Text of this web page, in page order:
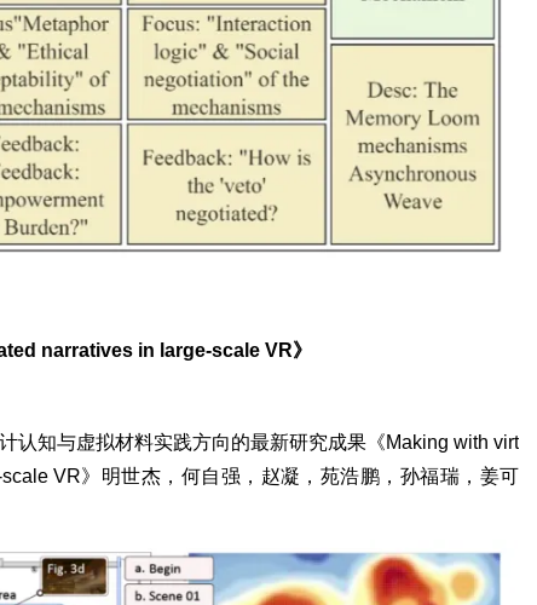
narratives in large-scale VR》
认知与虚拟材料实践方向的最新研究成果《Making with virt
VR》明世杰，何自强，赵凝，苑浩鹏，孙福瑞，姜可